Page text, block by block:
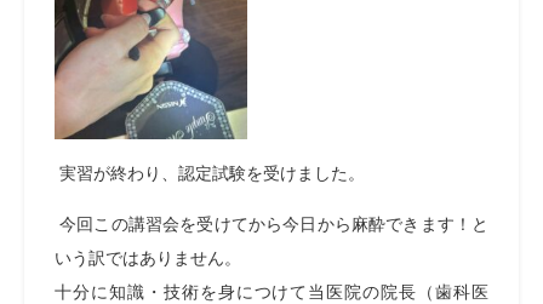
実習が終わり、認定試験を受けました。
今回この講習会を受けてから今日から麻酔できます！と
いう訳ではありません。
十分に知識・技術を身につけて当医院の院長（歯科医